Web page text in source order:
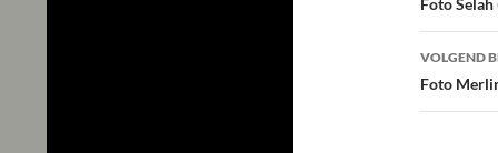
Foto Selah
VOLGEND
Foto